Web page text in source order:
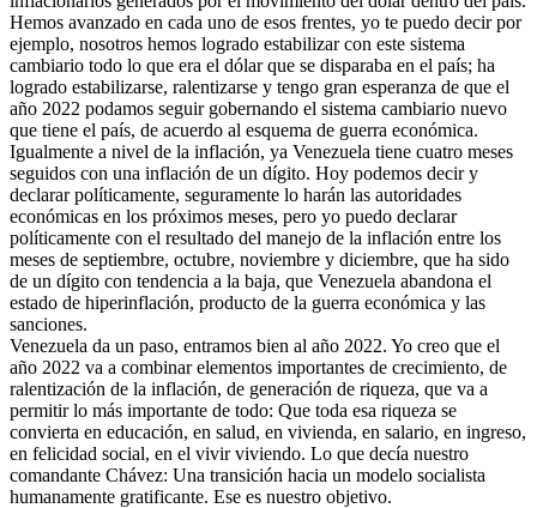
Hemos avanzado en cada uno de esos frentes, yo te puedo decir por
ejemplo, nosotros hemos logrado estabilizar con este sistema
cambiario todo lo que era el dólar que se disparaba en el país; ha
logrado estabilizarse, ralentizarse y tengo gran esperanza de que el
año 2022 podamos seguir gobernando el sistema cambiario nuevo
que tiene el país, de acuerdo al esquema de guerra económica.
Igualmente a nivel de la inflación, ya Venezuela tiene cuatro meses
seguidos con una inflación de un dígito. Hoy podemos decir y
declarar políticamente, seguramente lo harán las autoridades
económicas en los próximos meses, pero yo puedo declarar
políticamente con el resultado del manejo de la inflación entre los
meses de septiembre, octubre, noviembre y diciembre, que ha sido
de un dígito con tendencia a la baja, que Venezuela abandona el
estado de hiperinflación, producto de la guerra económica y las
sanciones.
Venezuela da un paso, entramos bien al año 2022. Yo creo que el
año 2022 va a combinar elementos importantes de crecimiento, de
ralentización de la inflación, de generación de riqueza, que va a
permitir lo más importante de todo: Que toda esa riqueza se
convierta en educación, en salud, en vivienda, en salario, en ingreso,
en felicidad social, en el vivir viviendo. Lo que decía nuestro
comandante Chávez: Una transición hacia un modelo socialista
humanamente gratificante. Ese es nuestro objetivo.